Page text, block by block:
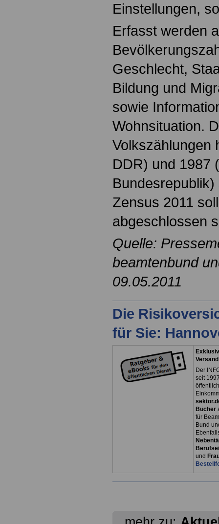
Einstellungen,
Erfasst werden
Geschlecht,
Bildung und
sowie
Wohnsituation.
Volkszählungen
DDR) und 1987
Zensus 2011
abgeschlossen
Quelle:
beamtenbund
09.05.2011
Die
für Sie:
Der
seit
Bücher
für
Bund
und